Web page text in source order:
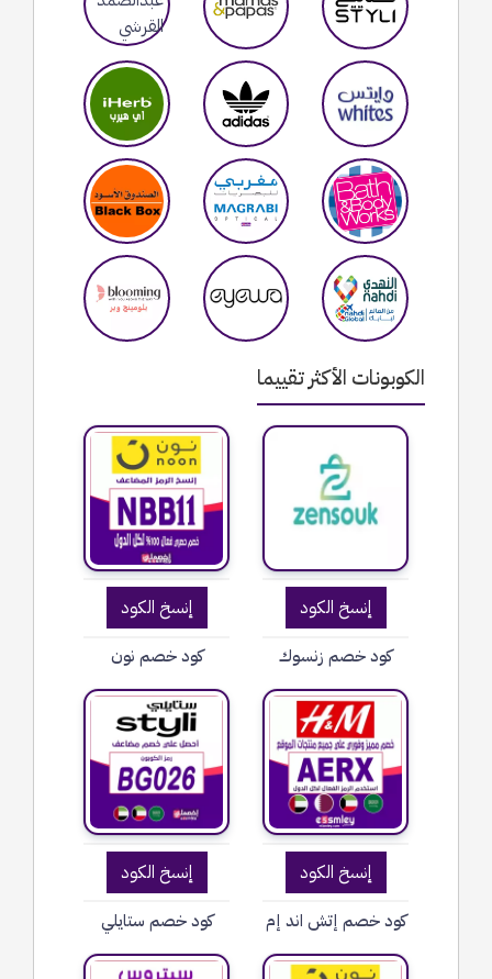
الكوبونات الأكثر تقييما
إنسخ الكود
كود خصم زنسوك
إنسخ الكود
كود خصم نون
إنسخ الكود
كود خصم إتش اند إم
إنسخ الكود
كود خصم ستايلي